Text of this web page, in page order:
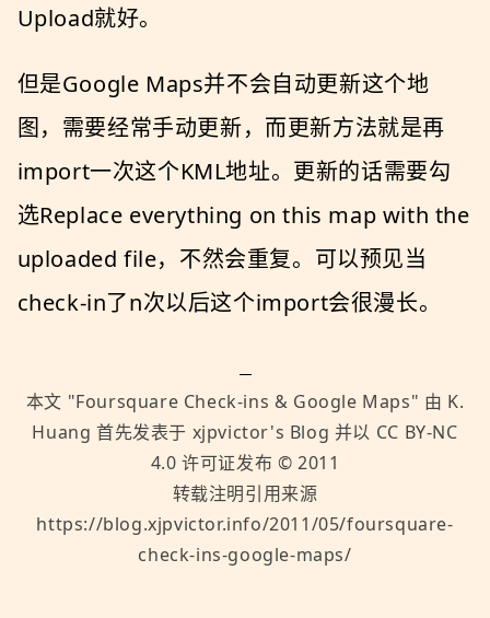
Upload就好。
但是Google Maps并不会自动更新这个地
图，需要经常手动更新，而更新方法就是再
import一次这个KML地址。更新的话需要勾
选Replace everything on this map with the
uploaded file，不然会重复。可以预见当
check-in了n次以后这个import会很漫长。
本文 "Foursquare Check-ins & Google Maps" 由 K.
Huang 首先发表于 xjpvictor's Blog 并以 CC BY-NC
4.0 许可证发布 © 2011
转载注明引用来源
https://blog.xjpvictor.info/2011/05/foursquare-
check-ins-google-maps/